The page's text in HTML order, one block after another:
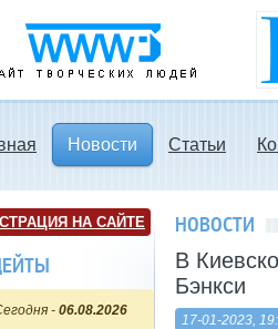
- Сайт
людей
Новости Статьи
НОВОСТИ
В
Бэнкси
17-01-2023,
НА САЙТЕ
- 06.08.2026